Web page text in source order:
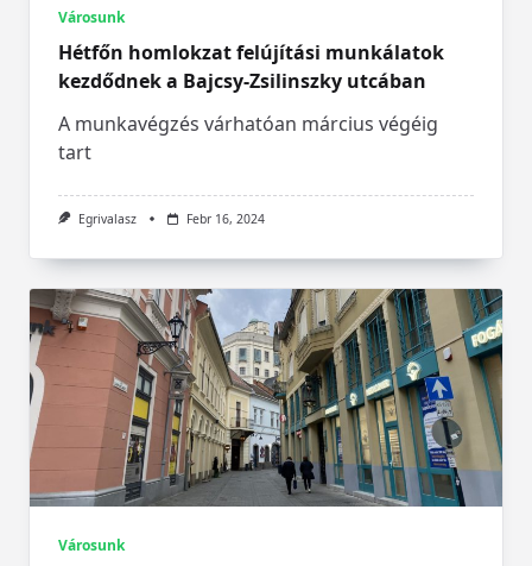
Városunk
Hétfőn homlokzat felújítási munkálatok
kezdődnek a Bajcsy-Zsilinszky utcában
A munkavégzés várhatóan március végéig
tart
Egrivalasz Febr 16, 2024
Városunk